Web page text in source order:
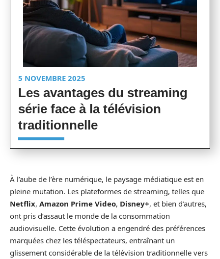
5 NOVEMBRE 2025
Les avantages du streaming
série face à la télévision
traditionnelle
À l’aube de l’ère numérique, le paysage médiatique est en
pleine mutation. Les plateformes de streaming, telles que
Netflix, Amazon Prime Video, Disney+, et bien d’autres,
ont pris d’assaut le monde de la consommation
audiovisuelle. Cette évolution a engendré des préférences
marquées chez les téléspectateurs, entraînant un
glissement considérable de la télévision traditionnelle vers